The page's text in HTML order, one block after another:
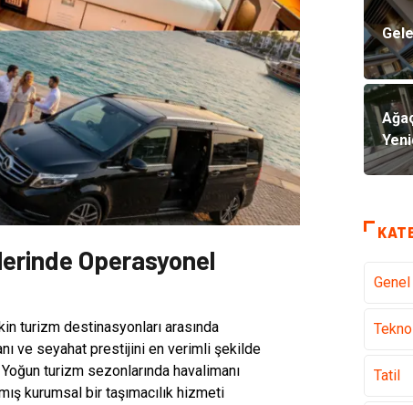
Operasyonel
turizm destinasyonları arasında
ve seyahat prestijini en verimli şekilde
turizm sezonlarında havalimanı
kurumsal bir taşımacılık hizmeti
Genel
Tatil